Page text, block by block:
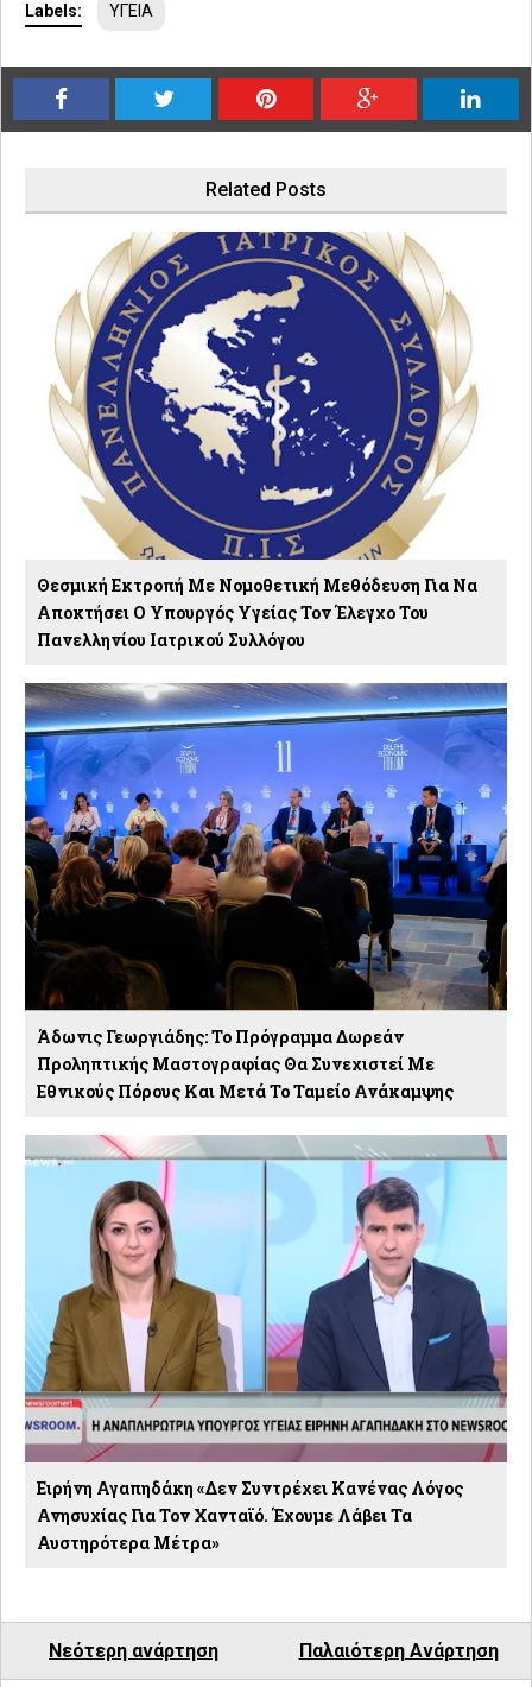
Labels: ΥΓΕΙΑ
Related Posts
Θεσμική Εκτροπή Με Νομοθετική Μεθόδευση Για Να
Αποκτήσει Ο Υπουργός Υγείας Τον Έλεγχο Του
Πανελληνίου Ιατρικού Συλλόγου
Άδωνις Γεωργιάδης: Το Πρόγραμμα Δωρεάν
Προληπτικής Μαστογραφίας Θα Συνεχιστεί Με
Εθνικούς Πόρους Και Μετά Το Ταμείο Ανάκαμψης
Ειρήνη Αγαπηδάκη «Δεν Συντρέχει Κανένας Λόγος
Ανησυχίας Για Τον Χανταϊό. Έχουμε Λάβει Τα
Αυστηρότερα Μέτρα»
Νεότερη ανάρτηση Παλαιότερη Ανάρτηση